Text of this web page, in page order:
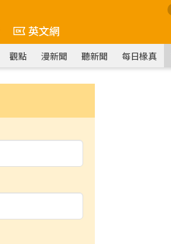
英文網
觀點 漫新聞 聽新聞 每日椽真